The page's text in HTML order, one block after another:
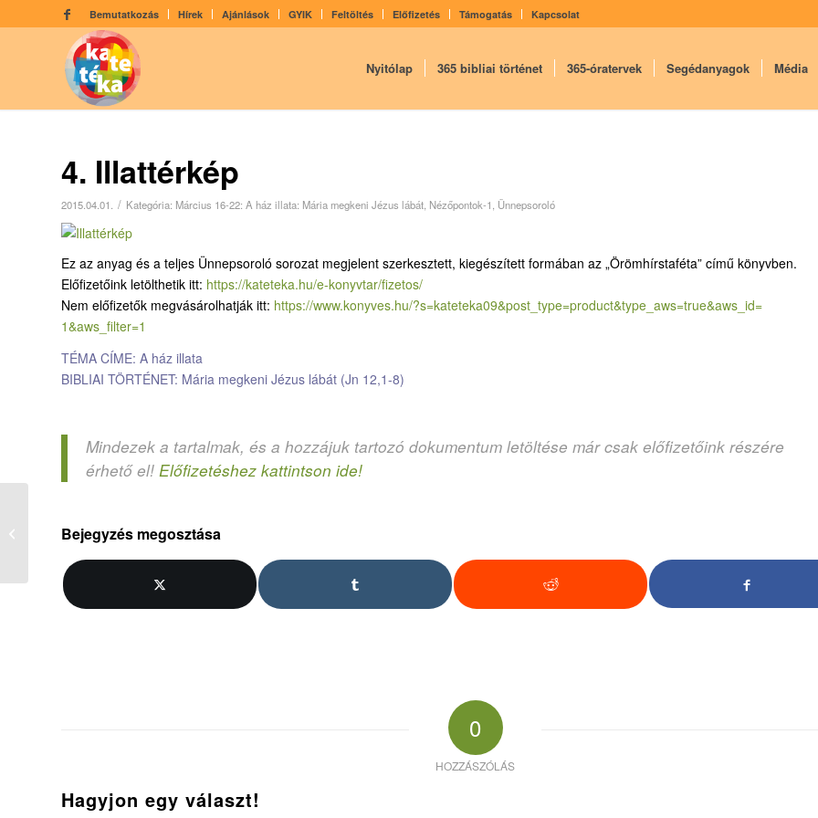
Bemutatkozás Hírek Ajánlások GYIK Feltöltés Előfizetés Támogatás Kapcsolat
Nyitólap 365 bibliai történet 365-óratervek Segédanyagok Média
4. Illattérkép
2015.04.01. / Kategória: Március 16­-22: A ház illata: Mária megkeni Jézus lábát Nézőpontok-1 Ünnepsoroló
Ez az anyag és a teljes Ünnepsoroló sorozat megjelent szerkesztett, kiegészített formában az „Örömhírstaféta” című könyvben.
Előfizetőink letölthetik itt: https://kateteka.hu/e-konyvtar/fizetos/
Nem előfizetők megvásárolhatják itt: https://www.konyves.hu/?s=kateteka09&post_type=product&type_aws=true&aws_id=
1&aws_filter=1
TÉMA CÍME: A ház illata
BIBLIAI TÖRTÉNET: Mária megkeni Jézus lábát (Jn 12,1-8)
Mindezek a tartalmak, és a hozzájuk tartozó dokumentum letöltése már csak előfizetőink részére
érhető el! Előfizetéshez kattintson ide!
Bejegyzés megosztása
0
HOZZÁSZÓLÁS
Hagyjon egy választ!
3. Illatkakukktojás